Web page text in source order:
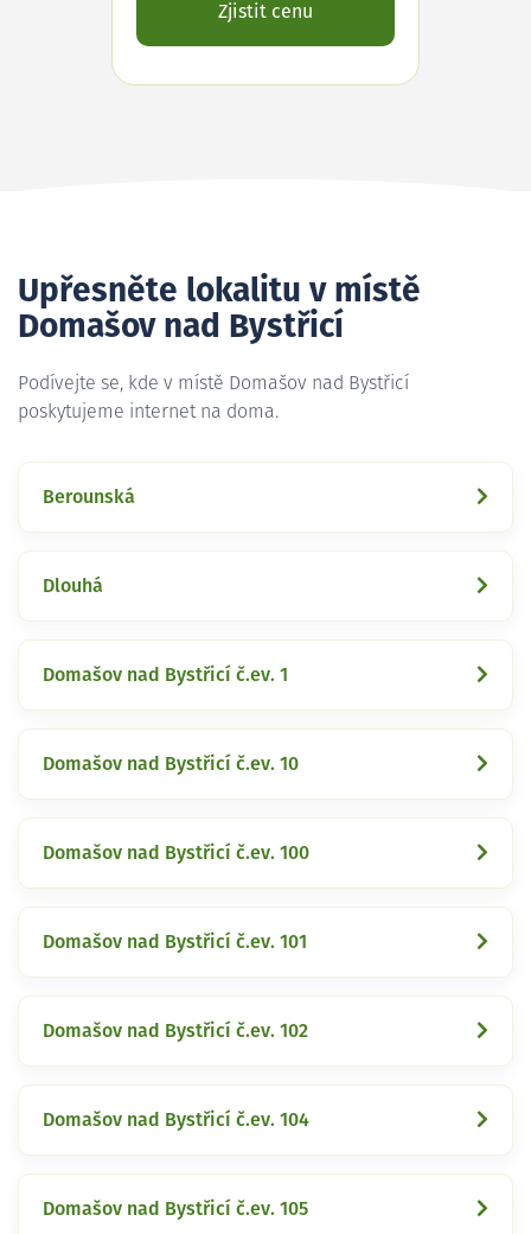
Zjistit cenu
Upřesněte lokalitu v místě
Domašov nad Bystřicí
Podívejte se, kde v místě Domašov nad Bystřicí
poskytujeme internet na doma.
Berounská
Dlouhá
Domašov nad Bystřicí č.ev. 1
Domašov nad Bystřicí č.ev. 10
Domašov nad Bystřicí č.ev. 100
Domašov nad Bystřicí č.ev. 101
Domašov nad Bystřicí č.ev. 102
Domašov nad Bystřicí č.ev. 104
Domašov nad Bystřicí č.ev. 105